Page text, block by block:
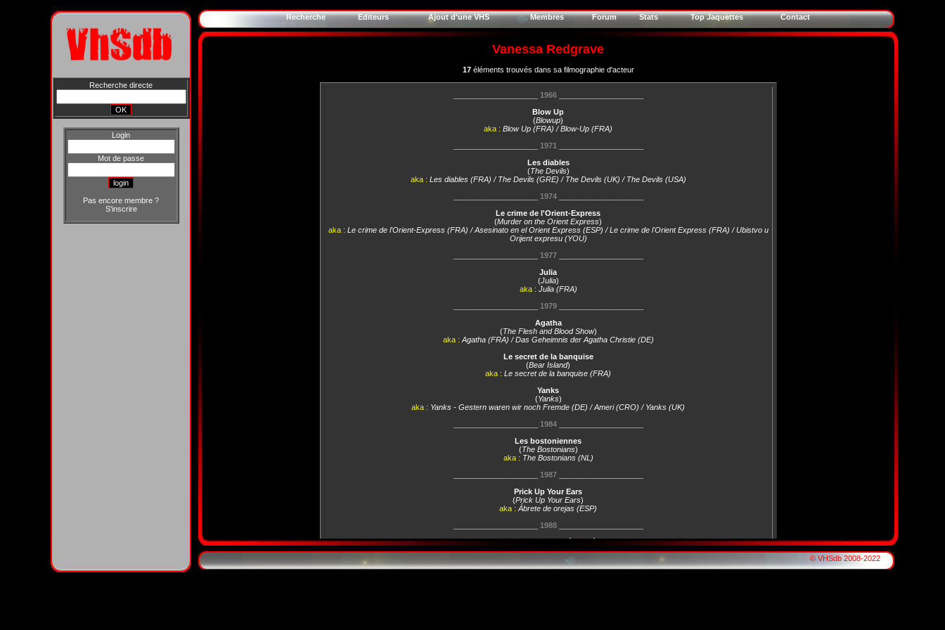
Recherche directe
Login
Mot de passe
Pas encore membre ?
S'inscrire
Recherche Editeurs Ajout d'une VHS Membres Forum Stats Top Jaquettes Contact
Vanessa Redgrave
17éléments trouvés dans sa filmographie d'acteur
1966____________________
Blow Up
(Blowup)
aka : Blow Up (FRA) / Blow-Up (FRA)
1971
Les diables
(The Devils)
aka : Les diables (FRA) / The Devils (GRE) / The Devils (UK) / The Devils (USA)
1974____________________
Le crime de l'Orient-Express
(Murder on the Orient Express)
aka : Le crime de l'Orient-Express (FRA) / Asesinato en el Orient Express (ESP) / Le crime de l'Orient Express (FRA) / Ubistvo u
Orijent expresu (YOU)
1977____________________
Julia
(Julia)
aka : Julia (FRA)
1979____________________
Agatha
(The Flesh and Blood Show)
aka : Agatha (FRA) / Das Geheimnis der Agatha Christie (DE)
Le secret de la banquise
(Bear Island)
aka : Le secret de la banquise (FRA)
Yanks
(Yanks)
aka : Yanks - Gestern waren wir noch Fremde (DE) / Ameri (CRO) / Yanks (UK)
1984____________________
Les bostoniennes
(The Bostonians)
aka : The Bostonians (NL)
1987____________________
Prick Up Your Ears
(Prick Up Your Ears)
aka : Ábrete de orejas (ESP)
1988____________________
(A Man for All Seasons)
Un homme pour l'éternité (FRA)
© VHSdb 2008-2022